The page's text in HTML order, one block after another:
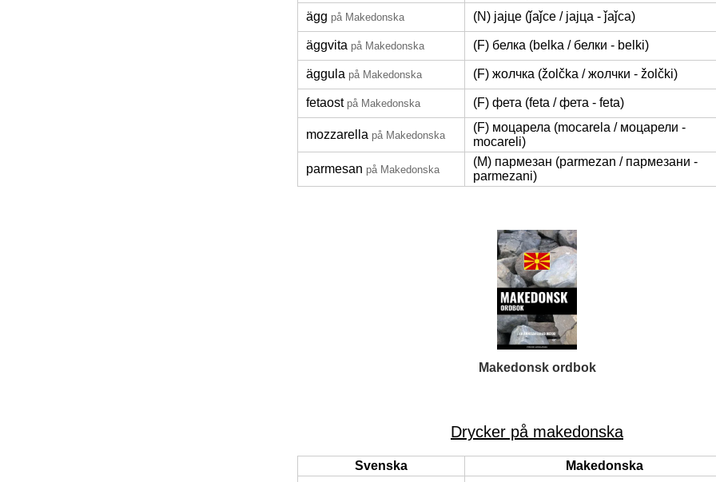
ägg på Makedonska (N) јајце (ǰaǰce / јајца - ǰaǰca)
äggvita på Makedonska (F) белка (belka / белки - belki)
äggula på Makedonska (F) жолчка (žolčka / жолчки - žolčki)
fetaost på Makedonska (F) фета (feta / фета - feta)
mozzarella på Makedonska
(F) моцарела (mocarela / моцарели -
mocareli)
parmesan på Makedonska
(M) пармезан (parmezan / пармезани -
parmezani)
Makedonsk ordbok
Drycker på makedonska
Svenska
Makedonska